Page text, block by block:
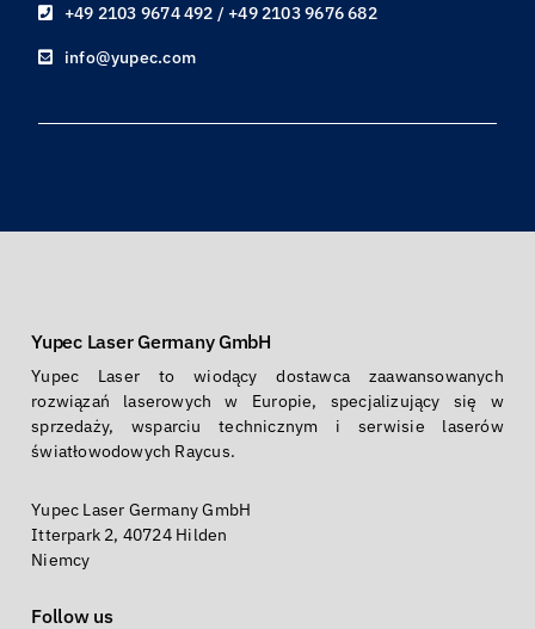
+49 2103 9674 492 / +49 2103 9676 682
info@yupec.com
Yupec Laser Germany GmbH
Yupec Laser to wiodący dostawca zaawansowanych
rozwiązań laserowych w Europie, specjalizujący się w
sprzedaży, wsparciu technicznym i serwisie laserów
światłowodowych Raycus.
Yupec Laser Germany GmbH
Itterpark 2, 40724 Hilden
Niemcy
Follow us